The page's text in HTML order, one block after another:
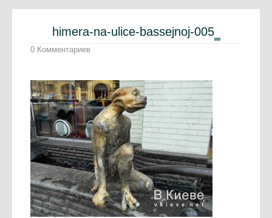
himera-na-ulice-bassejnoj-005
0 Комментариев